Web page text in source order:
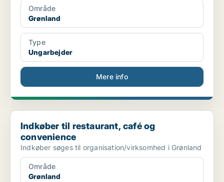
Område
Grønland
Type
Ungarbejder
Mere info
Indkøber til restaurant, café og convenience
Indkøber til restaurant, café og
convenience
Indkøber søges til organisation/virksomhed i Grønland
Område
Grønland